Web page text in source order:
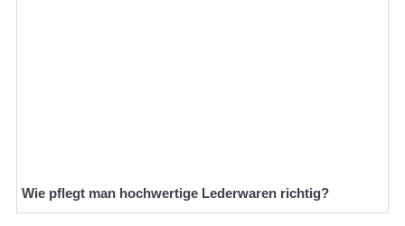
Wie pflegt man hochwertige Lederwaren richtig?